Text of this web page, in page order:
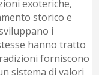
exoteriche,
storico e
i
hanno tratto
forniscono
sistema di valori